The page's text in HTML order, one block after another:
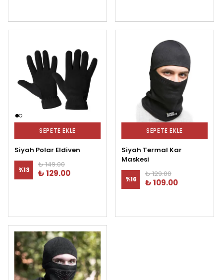
SEPETE EKLE
Siyah Polar Eldiven
%13
₺ 149.00
₺ 129.00
SEPETE EKLE
Siyah Termal Kar
Maskesi
%16
₺ 129.00
₺ 109.00